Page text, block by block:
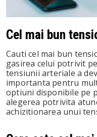
Cel mai bun
Cauti cel mai bun
gasirea celui potrivit
tensiunii arteriale a
importanta pentru
optiuni disponibile pe
alegerea potrivita
achizitionarea unui